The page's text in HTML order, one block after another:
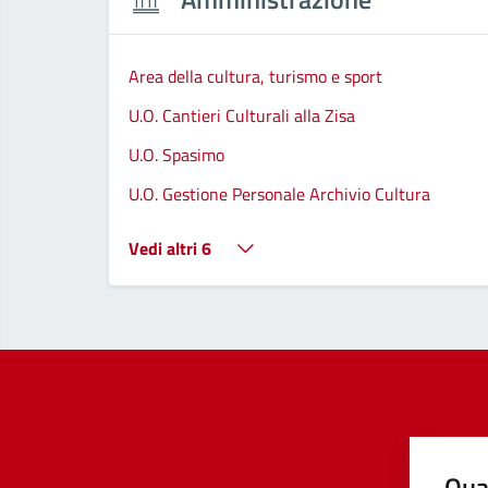
Area della cultura, turismo e sport
U.O. Cantieri Culturali alla Zisa
U.O. Spasimo
U.O. Gestione Personale Archivio Cultura
Vedi altri 6